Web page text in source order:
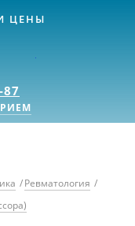
ЦЕНЫ
/Ревматология /